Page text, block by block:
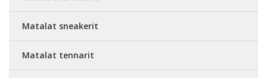
Matalat sneakerit
Matalat tennarit